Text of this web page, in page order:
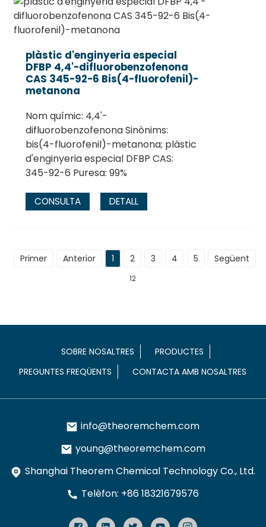
plàstic d'enginyeria especial
DFBP 4,4'-difluorobenzofenona
CAS 345-92-6 Bis(4-fluorofenil)-
metanona
Nom químic: 4,4'-
difluorobenzofenona Sinònims:
bis(4-fluorofenil)-metanona; plàstic
d'enginyeria especial DFBP CAS:
345-92-6 Puresa: 99%
CONSULTA DETALL
Primer Anterior 1 2 3 4 5 Següent
12
SOBRE NOSALTRES
PRODUCTES
PREGUNTES FREQÜENTS
CONTACTA AMB NOSALTRES
info@theoremchem.com
young@theoremchem.com
Shanghai Theorem Chemical Technology Co., Ltd.
Telèfon: +86 18321679576